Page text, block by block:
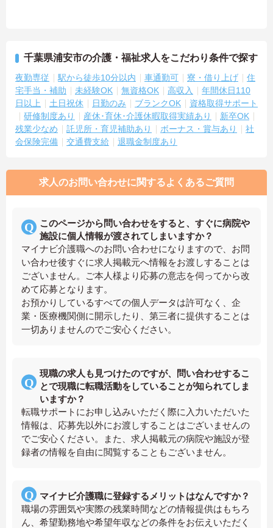
千葉県浦安市の介護・福祉求人をこだわり条件で探す
夜勤専従 駅から徒歩10分以内 車通勤可 寮・借り上げ
住
宅手当・補助
未経験OK 無資格OK 高収入
年間休日110
日以上
土日祝休 日勤のみ ブランクOK
資格取得サポート
研修制度あり
産休･育休･介護休暇取得実績あり
新卒OK
残業少なめ
託児所・育児補助あり ボーナス・賞与あり
社
会保険完備
交通費支給 退職金制度あり
求人のお問い合わせに関するよくあるご質問
このページから問い合わせをすると、すぐに病院や
施設に個人情報が渡されてしまいますか？
マイナビ介護職へのお問い合わせになりますので、お問
い合わせ後すぐに求人掲載元へ情報をお渡しすることは
ございません。ご本人様より応募の意志を伺ってから改
めて応募となります。
お預かりしているすべての個人データは許可なく、企
業・医療機関側に開示したり、第三者に提供することは
一切ありませんのでご安心ください。
現職の求人も見つけたのですが、問い合わせするこ
とで現職に転職活動をしていることが知られてしま
いますか？
転職サポートにお申し込みいただく際に入力いただいた
情報は、応募先以外にお渡しすることはございませんの
でご安心ください。また、求人掲載元の病院や施設が登
録者の情報を自由に閲覧することもございません。
マイナビ介護職に登録するメリットはなんですか？
職場の雰囲気や実際の残業時間などの情報提供はもちろ
ん、希望勤務地や希望年収などの条件をお伝えいただく